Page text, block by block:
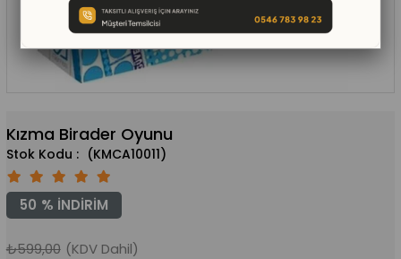
Kızma Birader Oyunu
(KMCA10011)
%
50 İNDIRIM
₺599,00 (KDV Dahil)